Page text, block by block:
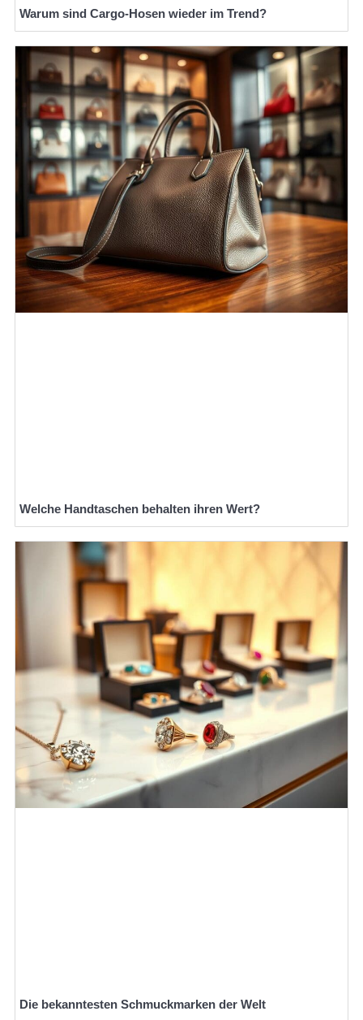
Warum sind Cargo-Hosen wieder im Trend?
Welche Handtaschen behalten ihren Wert?
Die bekanntesten Schmuckmarken der Welt